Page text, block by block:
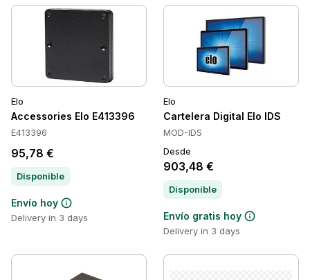
Elo
Accessories Elo E413396
E413396
95,78 €
Disponible
Envío hoy
Delivery in 3 days
Elo
Cartelera Digital Elo IDS
MOD-IDS
Desde
903,48 €
Disponible
Envío gratis hoy
Delivery in 3 days